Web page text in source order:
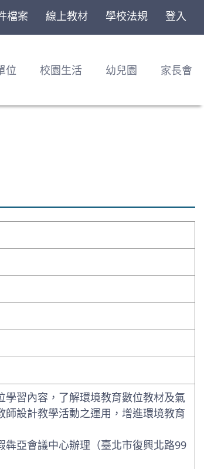
檔案 線上教材 學校法規 登入
位 校園生活 幼兒園 家長會
習內容，了解環境教育數位教材及氣
設計教學活動之運用，增進環境教育
亞會議中心辦理（臺北市復興北路99